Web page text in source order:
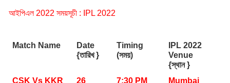
আইপিএল 2022 সময়সূচী : IPL 2022
Match Name
Date
{তারিখ }
Timing
(সময়)
IPL 2022
Venue
{স্থান }
CSK Vs KKR
26
7:30 PM
Mumbai